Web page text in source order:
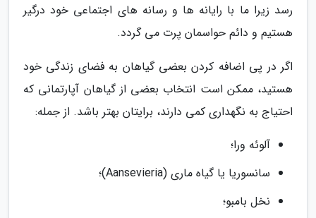
رسد زیرا ما با رایانه ها و رسانه های اجتماعی خود درگیر
هستیم و دائم حواسمان پرت می گردد.
اگر در پی اضافه کردن بعضی گیاهان به فضای زندگی خود
هستید، ممکن است انتخاب بعضی از گیاهان آپارتمانی که
احتیاج به نگهداری کمی دارند، برایتان بهتر باشد. از جمله:
آلوئه ورا؛
سانسوریا یا گیاه ماری (Aansevieria)؛
نخل بامبو؛